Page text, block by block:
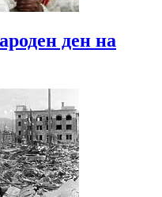
ден на